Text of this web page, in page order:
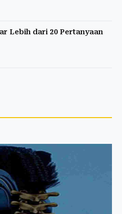
Lebih dari 20 Pertanyaan